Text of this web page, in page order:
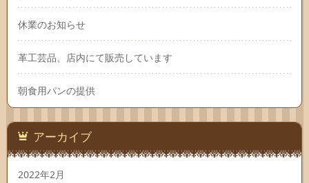
休業のお知らせ
革工芸品、店内にて販売しています
朝食用パンの提供
アーカイブ
2022年2月